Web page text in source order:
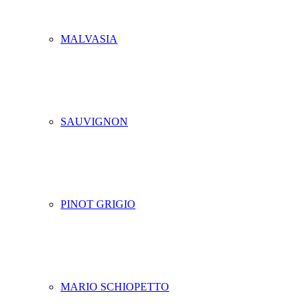
MALVASIA
SAUVIGNON
PINOT GRIGIO
MARIO SCHIOPETTO